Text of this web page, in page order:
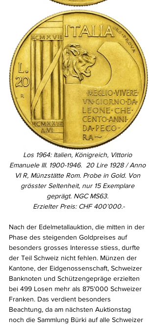
Los 1964: Italien, Königreich, Vittorio
Emanuele III. 1900-1946.  20 Lire 1928 / Anno
VI R, Münzstätte Rom. Probe in Gold. Von
grösster Seltenheit, nur 15 Exemplare
geprägt. NGC MS63.
Erzielter Preis: CHF 400’000.-
Nach der Edelmetallauktion, die mitten in der
Phase des steigenden Goldpreises auf
besonders grosses Interesse stiess, durfte
der Teil Schweiz nicht fehlen. Münzen der
Kantone, der Eidgenossenschaft, Schweizer
Banknoten und Schützengepräge erzielten
bei 499 Losen mehr als 875'000 Schweizer
Franken. Das verdient besonders
Beachtung, da am nächsten Auktionstag
noch die Sammlung Bürki auf alle Schweizer